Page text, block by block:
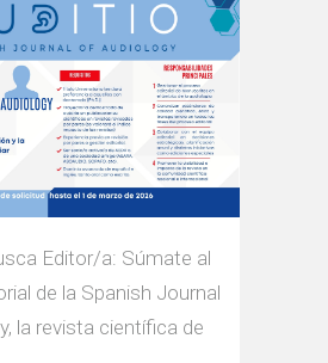
Editor/a: Súmate al
de la Spanish Journal
la revista científica de